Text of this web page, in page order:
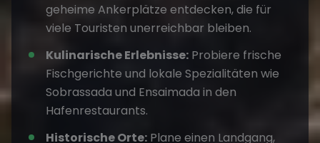
geheime Ankerplätze entdecken, die für
viele Touristen unerreichbar bleiben.
Kulinarische Erlebnisse: Probiere frische
Fischgerichte und lokale Spezialitäten wie
Sobrassada und Ensaimada in den
Hafenrestaurants.
Historische Orte: Plane einen Landgang,